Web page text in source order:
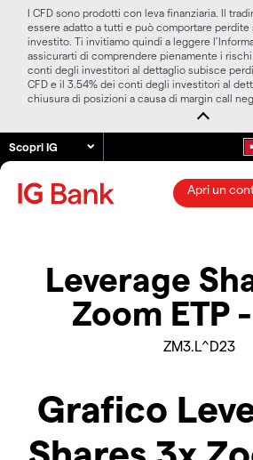
I CFD sono prodotti con leva finanziaria. Il
essere adatto a tutti e può comportare perdite
investito. Ti invitiamo quindi a leggere
assicurarti di comprendere pienamente i
conti degli investitori al dettaglio subisce
CFD e il 3.54% dei conti degli investitori al
chiusura di posizioni a causa di margin call
Scopri IG
Apri un
Leverage
Zoom ETP
ZM3.L^D23
Grafico